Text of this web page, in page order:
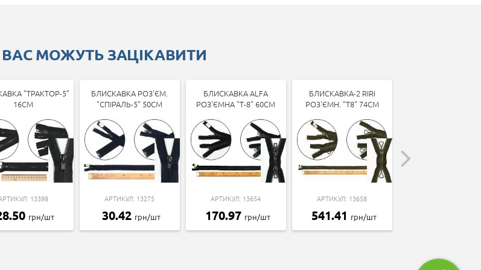
МОЖУТЬ ЗАЦІКАВИТИ
"ТРАКТОР-5"
16СМ
13398
грн/шт
БЛИСКАВКА РОЗ'ЄМ.
"СПІРАЛЬ-5" 50СМ
АРТИКУЛ: 13275
30.42 грн/шт
БЛИСКАВКА ALFA
РОЗ'ЄМНА "Т-8" 60СМ
АРТИКУЛ: 13654
170.97 грн/шт
БЛИСКАВКА-2 RIRI
РОЗ'ЄМН. "Т8" 74СМ
АРТИКУЛ: 13658
541.41 грн/шт